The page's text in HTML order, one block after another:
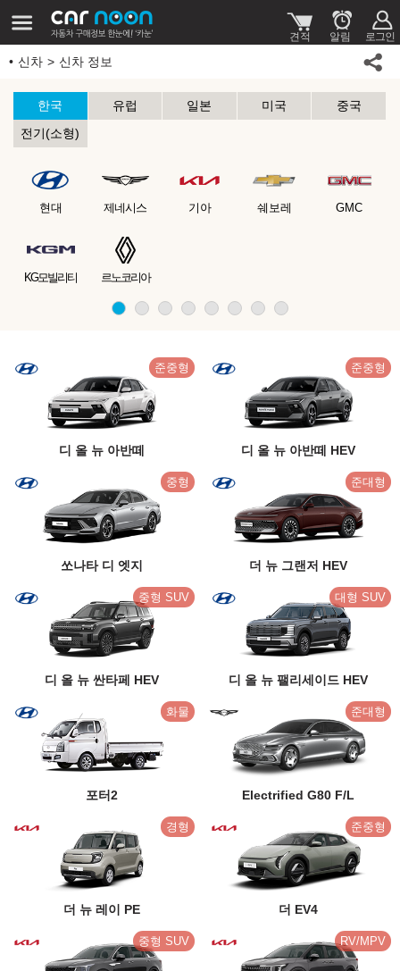
신차 신차 정보
한국 유럽 일본 미국
중국
전기(소형)
현대 제네시스 기아 쉐보레 GMC
KG모빌리티 르노코리아
준중형
디 올 뉴 아반떼
준중형
디 올 뉴 아반떼 HEV
중형
쏘나타 디 엣지
준대형
더 뉴 그랜저 HEV
중형 SUV
디 올 뉴 싼타페 HEV
대형 SUV
디 올 뉴 팰리세이드 HEV
화물
포터2
준대형
Electrified G80 F/L
경형
더 뉴 레이 PE
준중형
더 EV4
중형 SUV RV/MPV